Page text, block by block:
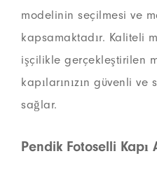
modelinin seçilmesi ve
kapsamaktadır. Kaliteli
işçilikle gerçekleştirilen
kapılarınızın güvenli ve
sağlar.
Pendik Fotoselli Kapı